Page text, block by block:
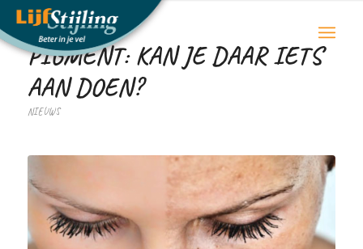
PIGMENT: KAN JE DAAR IETS
AAN DOEN?
NIEUWS